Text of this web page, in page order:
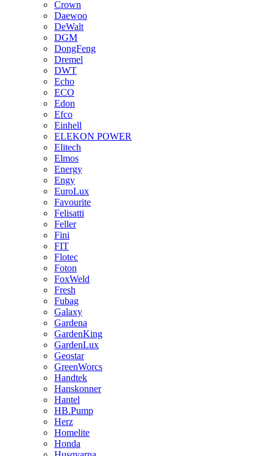
Crown
Daewoo
DeWalt
DGM
DongFeng
Dremel
DWT
Echo
ECO
Edon
Efco
Einhell
ELEKON POWER
Elitech
Elmos
Energy
Engy
EuroLux
Favourite
Felisatti
Feller
Fini
FIT
Flotec
Foton
FoxWeld
Fresh
Fubag
Galaxy
Gardena
GardenKing
GardenLux
Geostar
GreenWorcs
Handtek
Hanskonner
Hantel
HB.Pump
Herz
Homelite
Honda